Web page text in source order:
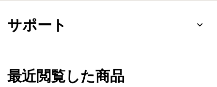
サポート
最近閲覧した商品